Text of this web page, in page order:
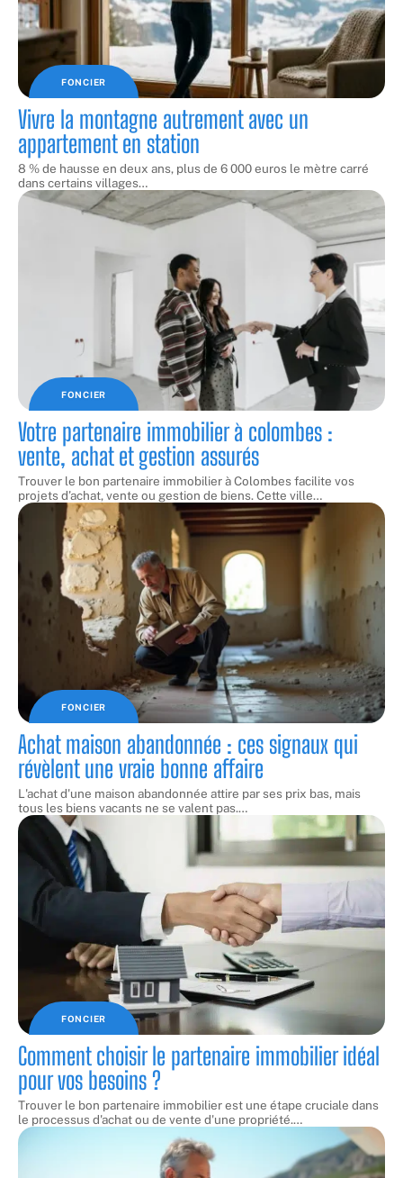
FONCIER
Vivre la montagne autrement avec un
appartement en station
8 % de hausse en deux ans, plus de 6 000 euros le mètre carré
dans certains villages…
FONCIER
Votre partenaire immobilier à colombes :
vente, achat et gestion assurés
Trouver le bon partenaire immobilier à Colombes facilite vos
projets d’achat, vente ou gestion de biens. Cette ville…
FONCIER
Achat maison abandonnée : ces signaux qui
révèlent une vraie bonne affaire
L'achat d'une maison abandonnée attire par ses prix bas, mais
tous les biens vacants ne se valent pas.…
FONCIER
Comment choisir le partenaire immobilier idéal
pour vos besoins ?
Trouver le bon partenaire immobilier est une étape cruciale dans
le processus d'achat ou de vente d'une propriété.…